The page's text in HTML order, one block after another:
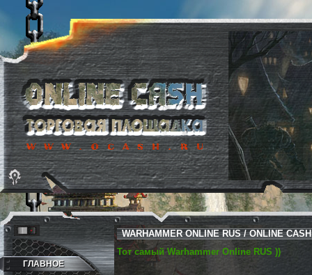
ГЛАВНОЕ
WARHAMMER ONLINE RUS / ONLINE
Тот самый Warhammer Online RUS ))